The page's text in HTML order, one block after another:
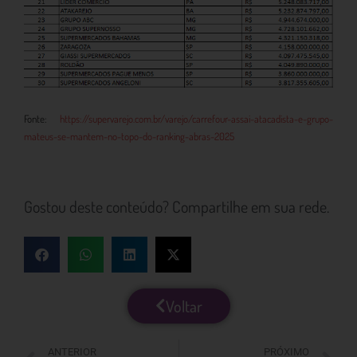
Fonte: https://supervarejo.com.br/varejo/carrefour-assai-atacadista-e-grupo-
mateus-se-mantem-no-topo-do-ranking-abras-2025
Gostou deste conteúdo? Compartilhe em sua rede.
Voltar
ANTERIOR PRÓXIMO